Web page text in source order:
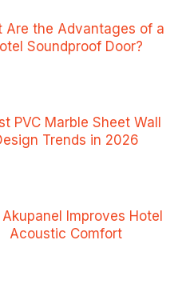
Are the Advantages of a
Soundproof Door?
PVC Marble Sheet Wall
Trends in 2026
Improves Hotel
Acoustic Comfort